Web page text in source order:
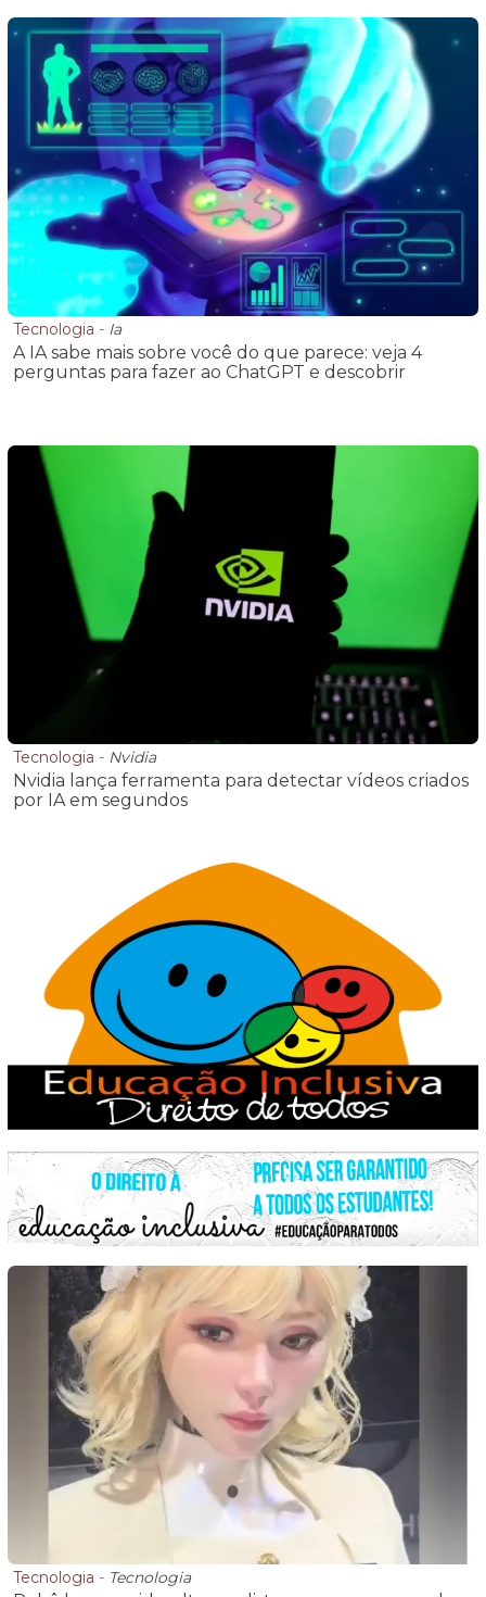
Tecnologia - Ia
A IA sabe mais sobre você do que parece: veja 4
perguntas para fazer ao ChatGPT e descobrir
Tecnologia - Nvidia
Nvidia lança ferramenta para detectar vídeos criados
por IA em segundos
Tecnologia - Tecnologia